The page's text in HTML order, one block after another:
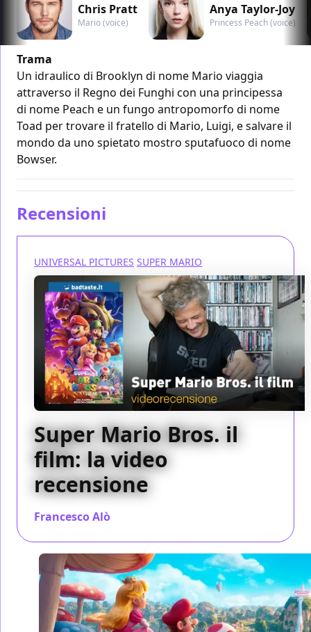
Chris Pratt
Mario (voice)
Anya Taylor-Joy
Princess Peach (voice)
Trama
Un idraulico di Brooklyn di nome Mario viaggia
attraverso il Regno dei Funghi con una principessa
di nome Peach e un fungo antropomorfo di nome
Toad per trovare il fratello di Mario, Luigi, e salvare il
mondo da uno spietato mostro sputafuoco di nome
Bowser.
Recensioni
UNIVERSAL PICTURES SUPER MARIO
Super Mario Bros. il
film: la video
recensione
Francesco Alò